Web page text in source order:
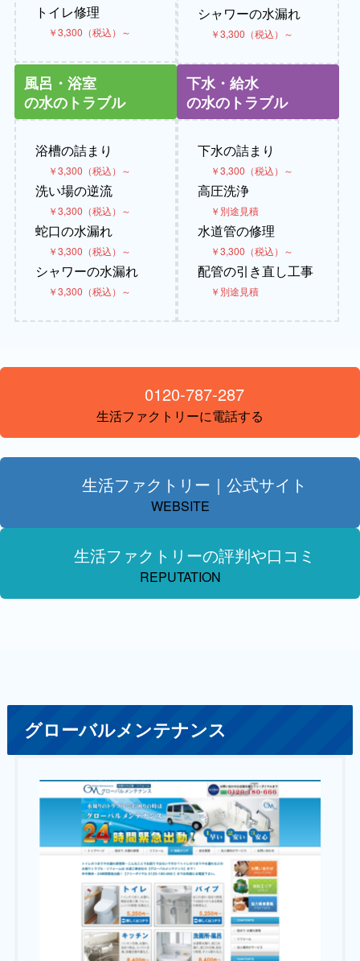
トイレ修理
￥3,300（税込）～
シャワーの水漏れ
￥3,300（税込）～
風呂・浴室
の水のトラブル
浴槽の詰まり
￥3,300（税込）～
洗い場の逆流
￥3,300（税込）～
蛇口の水漏れ
￥3,300（税込）～
シャワーの水漏れ
￥3,300（税込）～
下水・給水
の水のトラブル
下水の詰まり
￥3,300（税込）～
高圧洗浄
￥別途見積
水道管の修理
￥3,300（税込）～
配管の引き直し工事
￥別途見積
0120-787-287
生活ファクトリーに電話する
生活ファクトリー｜公式サイト
WEBSITE
生活ファクトリーの評判や口コミ
REPUTATION
グローバルメンテナンス